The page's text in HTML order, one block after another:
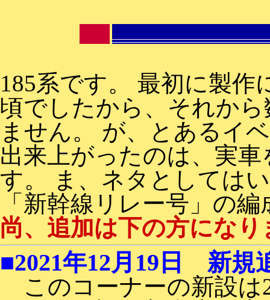
185系です。 最初に製
頃でしたから、それか
ません。 が、とあるイ
出来上がったのは、実
す。 ま、ネタとしては
「新幹線リレー号」の
尚、追加は下の方にな
■2021年12月19日 新規
このコーナーの新設は